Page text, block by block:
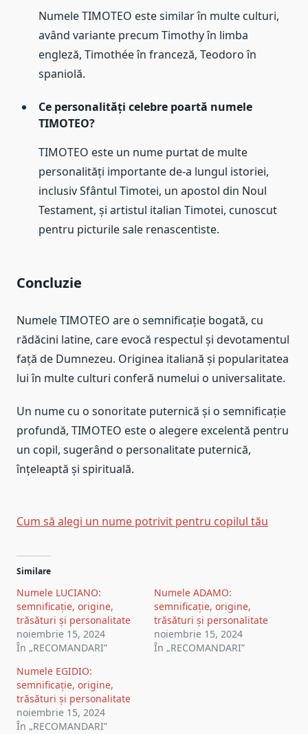
Numele TIMOTEO este similar în multe culturi,
având variante precum Timothy în limba
engleză, Timothée în franceză, Teodoro în
spaniolă.
Ce personalități celebre poartă numele
TIMOTEO?
TIMOTEO este un nume purtat de multe
personalități importante de-a lungul istoriei,
inclusiv Sfântul Timotei, un apostol din Noul
Testament, și artistul italian Timotei, cunoscut
pentru picturile sale renascentiste.
Concluzie
Numele TIMOTEO are o semnificație bogată, cu
rădăcini latine, care evocă respectul și devotamentul
față de Dumnezeu. Originea italiană și popularitatea
lui în multe culturi conferă numelui o universalitate.
Un nume cu o sonoritate puternică și o semnificație
profundă, TIMOTEO este o alegere excelentă pentru
un copil, sugerând o personalitate puternică,
înțeleaptă și spirituală.
Cum să alegi un nume potrivit pentru copilul tău
Similare
Numele LUCIANO:
semnificație, origine,
trăsături și personalitate
noiembrie 15, 2024
În „RECOMANDARI”
Numele ADAMO:
semnificație, origine,
trăsături și personalitate
noiembrie 15, 2024
În „RECOMANDARI”
Numele EGIDIO:
semnificație, origine,
trăsături și personalitate
noiembrie 15, 2024
În „RECOMANDARI”